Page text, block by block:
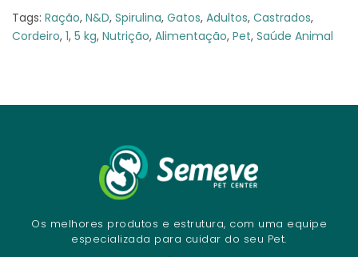
Tags: Ração, N&D, Spirulina, Gatos, Adultos, Castrados,
Cordeiro, 1, 5 kg, Nutrição, Alimentação, Pet, Saúde Animal
Os melhores produtos e estrutura, com uma equipe
especializada para cuidar do seu Pet.